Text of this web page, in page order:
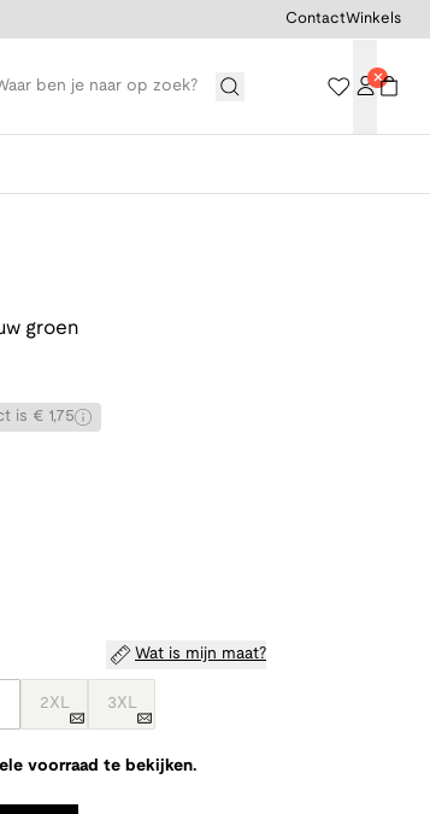
ContactWinkels
groen
is € 1,75
Wat is mijn maat?
2XL 3XL
voorraad te bekijken.